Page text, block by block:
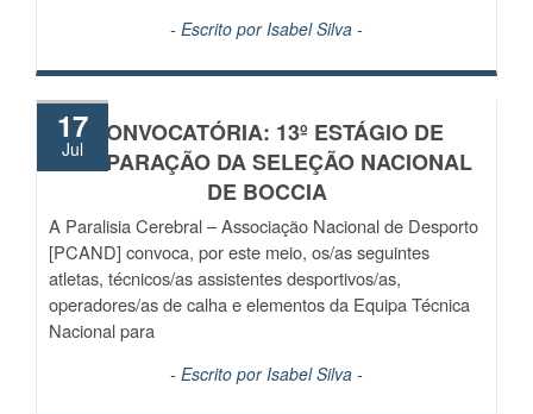
- Escrito porIsabel Silva -
CONVOCATÓRIA: 13º ESTÁGIO DE
PREPARAÇÃO DA SELEÇÃO NACIONAL
DE BOCCIA
17
Jul
A Paralisia Cerebral – Associação Nacional de Desporto
[PCAND] convoca, por este meio, os/as seguintes
atletas, técnicos/as assistentes desportivos/as,
operadores/as de calha e elementos da Equipa Técnica
Nacional para
- Escrito porIsabel Silva -